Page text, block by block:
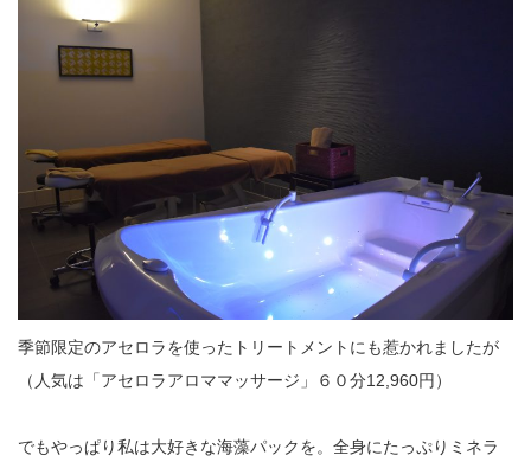
季節限定のアセロラを使ったトリートメントにも惹かれましたが
（人気は「アセロラアロママッサージ」６０分12,960円）
でもやっぱり私は大好きな海藻パックを。全身にたっぷりミネラ